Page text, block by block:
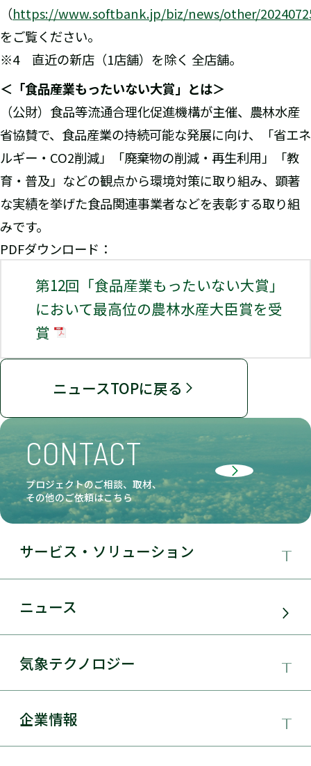
（https://www.softbank.jp/biz/news/other/
をご覧ください。
※4 直近の新店（1店舗）を除く 全店舗。
＜「食品産業もったいない大賞」とは＞
（公財）食品等流通合理化促進機構が主催、農林水産
省協賛で、食品産業の持続可能な発展に向け、「省エネ
ルギー・CO2削減」「廃棄物の削減・再生利用」「教
育・普及」などの観点から環境対策に取り組み、顕著
な実績を挙げた食品関連事業者などを表彰する取り組
みです。
PDFダウンロード：
第12回「食品産業もったいない大賞」
において最高位の農林水産大臣賞を受
賞
ニュースTOPに戻る
CONTACT
プロジェクトのご相談、取材、
その他のご依頼はこちら
サービス・ソリューション
事業領域
サービス・ソリューション
太陽光発電
ニュース
気象テクノロジー
気象テクノロジー
総合数値気象予測システムSYNFOS
企業情報